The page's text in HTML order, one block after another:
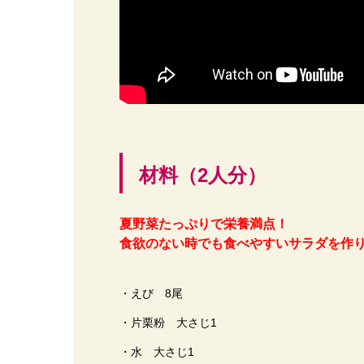
材料（2人分）
夏野菜たっぷりで栄養満点！
食欲のない時でも食べやすいサラダを作
・えび 8尾
・片栗粉 大さじ1
・水 大さじ1